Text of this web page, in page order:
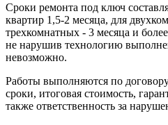
Сроки ремонта под ключ
квартир 1,5-2 месяца, для
трехкомнатных - 3 месяца и
не нарушив технологию
невозможно.
Работы выполняются по
сроки, итоговая стоимость,
также ответственность за